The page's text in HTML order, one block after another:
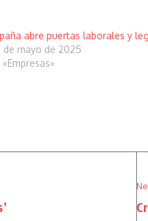
abre puertas laborales y
de mayo de 2025
«Empresas»